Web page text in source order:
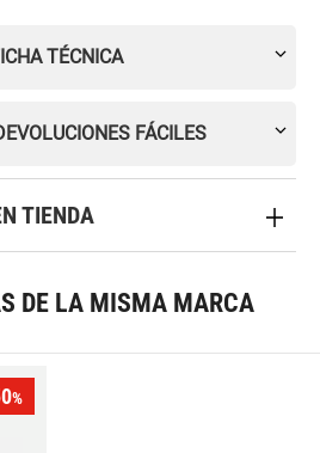
TÉCNICA
FÁCILES
TIENDA
DE LA MISMA MARCA
%